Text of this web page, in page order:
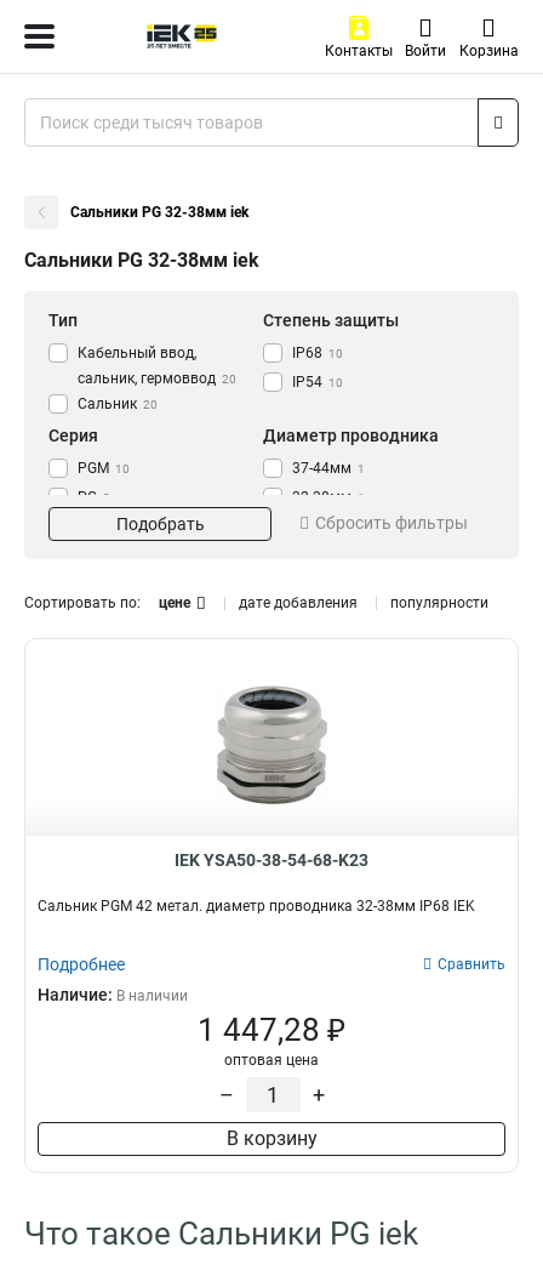
Контакты Войти Корзина
Сальники PG 32-38мм iek
Сальники PG 32-38мм iek
Тип
Кабельный ввод,
сальник, гермоввод 20
Сальник 20
Степень защиты
IP68 10
IP54 10
Серия
PGM 10
PG 8
Диаметр проводника
37-44мм 1
32-38мм 1
25-33мм 1
10-14мм
6-12мм 1
4-8мм
3-6мм
36-44мм
30-40мм
9-13мм 1
5-6мм 1
Кол-во штук в упаковке
Подобрать Сбросить фильтры
Сортировать по: цене дате добавления популярности
IEK YSA50-38-54-68-K23
Сальник PGM 42 метал. диаметр проводника 32-38мм IP68 IEK
Подробнее Сравнить
Наличие: В наличии
1 447,28 ₽
оптовая цена
– +
В корзину
Что такое Сальники PG iek